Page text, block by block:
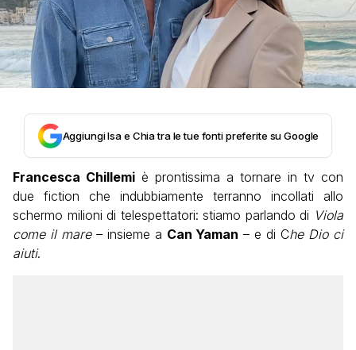
Aggiungi Isa e Chia tra le tue fonti preferite su Google
Francesca Chillemi è prontissima a tornare in tv con
due fiction che indubbiamente terranno incollati allo
schermo milioni di telespettatori: stiamo parlando di Viola
come il mare– insieme a Can Yaman – e di Che Dio ci
aiuti.